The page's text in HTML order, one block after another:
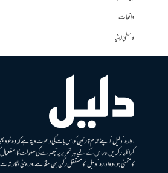
واقعات
وسطی ایشیا
ادارہ ’دلیل‘ اپنے تمام قارئین کو اس بات کی دعوت دیتا ہے کہ وہ خود
کر اظہار کریں اور اس کے لیے ہر تحریر پر تبصرے کی سہولت کا
کا متمنی ہو، وہ ادارہ ’دلیل‘ کا مستقل رکن بن سکتا ہے اور اپنی